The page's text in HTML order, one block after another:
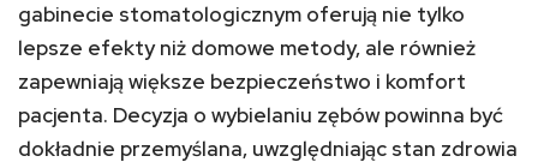
gabinecie stomatologicznym oferują nie tylko
lepsze efekty niż domowe metody, ale również
zapewniają większe bezpieczeństwo i komfort
pacjenta. Decyzja o wybielaniu zębów powinna być
dokładnie przemyślana, uwzględniając stan zdrowia